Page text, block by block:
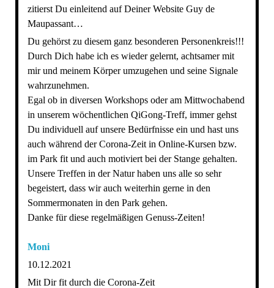
zitierst Du einleitend auf Deiner Website Guy de
Maupassant…
Du gehörst zu diesem ganz besonderen Personenkreis!!!
Durch Dich habe ich es wieder gelernt, achtsamer mit
mir und meinem Körper umzugehen und seine Signale
wahrzunehmen.
Egal ob in diversen Workshops oder am Mittwochabend
in unserem wöchentlichen QiGong-Treff, immer gehst
Du individuell auf unsere Bedürfnisse ein und hast uns
auch während der Corona-Zeit in Online-Kursen bzw.
im Park fit und auch motiviert bei der Stange gehalten.
Unsere Treffen in der Natur haben uns alle so sehr
begeistert, dass wir auch weiterhin gerne in den
Sommermonaten in den Park gehen.
Danke für diese regelmäßigen Genuss-Zeiten!
Moni
10.12.2021
Mit Dir fit durch die Corona-Zeit